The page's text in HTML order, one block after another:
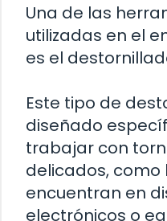
Una de las
utilizadas en el
es el
Este tipo de
diseñado
trabajar con
delicados, como
encuentran en
electrónicos o